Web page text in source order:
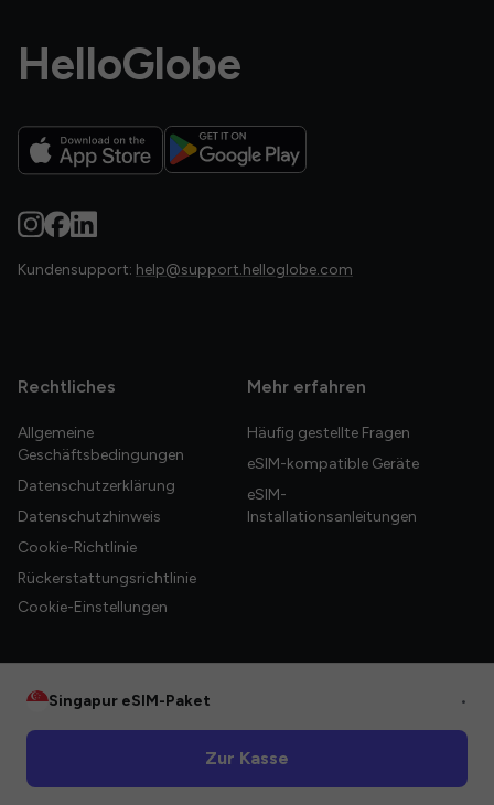
HelloGlobe
Kundensupport: help@support.helloglobe.com
Rechtliches
Allgemeine
Geschäftsbedingungen
Datenschutzerklärung
Datenschutzhinweis
Cookie-Richtlinie
Rückerstattungsrichtlinie
Cookie-Einstellungen
Mehr erfahren
Häufig gestellte Fragen
eSIM-kompatible Geräte
eSIM-
Installationsanleitungen
Singapur eSIM-Paket •
Zur Kasse